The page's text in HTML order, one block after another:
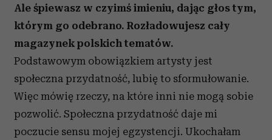
Ale śpiewasz w czyimś imieniu, dając głos tym,
którym go odebrano. Rozładowujesz cały
magazynek polskich tematów.
Podstawowym obowiązkiem artysty jest
społeczna przydatność, lubię to sformułowanie.
Więc mówię rzeczy, na które inni nie mogą sobie
pozwolić. Społeczna przydatność daje mi
poczucie sensu mojej egzystencji. Ukochałam